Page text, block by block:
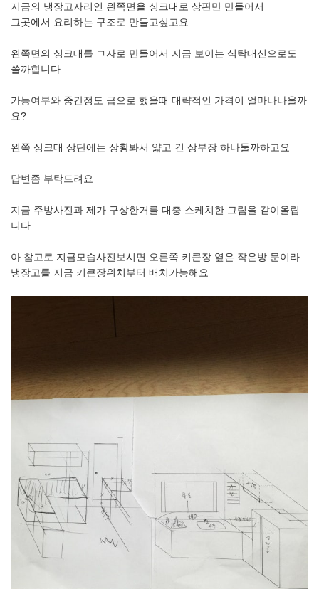
지금의 냉장고자리인 왼쪽면을 싱크대로 상판만 만들어서
그곳에서 요리하는 구조로 만들고싶고요
왼쪽면의 싱크대를 ㄱ자로 만들어서 지금 보이는 식탁대신으로도
쓸까합니다
가능여부와 중간정도 급으로 했을때 대략적인 가격이 얼마나나올까
요?
왼쪽 싱크대 상단에는 상황봐서 얇고 긴 상부장 하나둘까하고요
답변좀 부탁드려요
지금 주방사진과 제가 구상한거를 대충 스케치한 그림을 같이올립
니다
아 참고로 지금모습사진보시면 오른쪽 키큰장 옆은 작은방 문이라
냉장고를 지금 키큰장위치부터 배치가능해요